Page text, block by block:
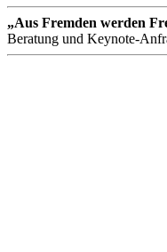
„Aus Fremden werden
Beratung und Keynote-